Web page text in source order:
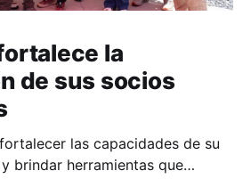
la
de sus socios
las capacidades de su
brindar herramientas que